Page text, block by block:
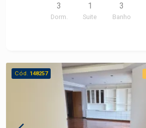
3
Dorm.
1
Suite
3
Banho
Cód. 148257